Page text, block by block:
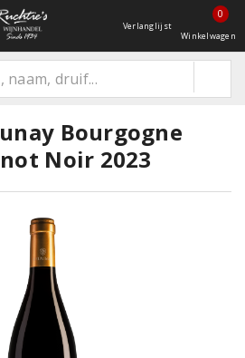
Verlanglijst
0
Winkelwagen
Bourgogne
Noir 2023